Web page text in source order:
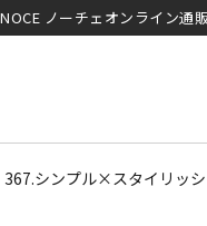
ノーチェオンライン通
367.シンプル×スタイリッ